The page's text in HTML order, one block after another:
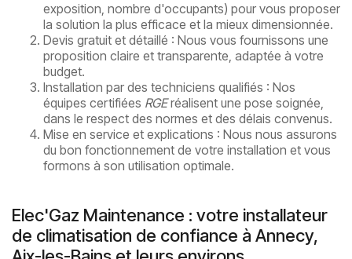
exposition, nombre d'occupants) pour vous proposer
la solution la plus efficace et la mieux dimensionnée.
Devis gratuit et détaillé : Nous vous fournissons une
proposition claire et transparente, adaptée à votre
budget.
Installation par des techniciens qualifiés : Nos
équipes certifiées RGEréalisent une pose soignée,
dans le respect des normes et des délais convenus.
Mise en service et explications : Nous nous assurons
du bon fonctionnement de votre installation et vous
formons à son utilisation optimale.
Elec'Gaz Maintenance : votre installateur
de climatisation de confiance à Annecy,